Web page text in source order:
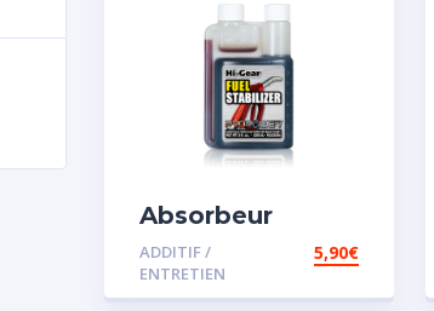
Absorbeur
disperssant
d’eau pour
carburant
ADDITIF /
ENTRETIEN
5,90€